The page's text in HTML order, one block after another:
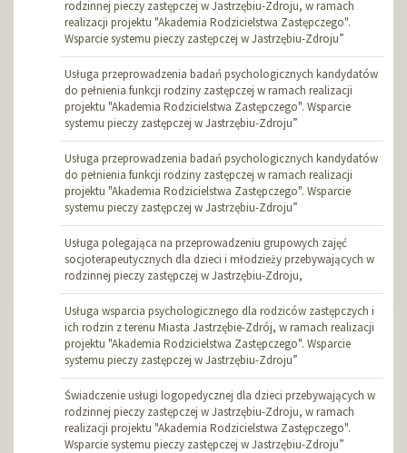
rodzinnej pieczy zastępczej w Jastrzębiu-Zdroju, w ramach
realizacji projektu "Akademia Rodzicielstwa Zastępczego".
Wsparcie systemu pieczy zastępczej w Jastrzębiu-Zdroju”
Usługa przeprowadzenia badań psychologicznych kandydatów
do pełnienia funkcji rodziny zastępczej w ramach realizacji
projektu "Akademia Rodzicielstwa Zastępczego". Wsparcie
systemu pieczy zastępczej w Jastrzębiu-Zdroju”
Usługa przeprowadzenia badań psychologicznych kandydatów
do pełnienia funkcji rodziny zastępczej w ramach realizacji
projektu "Akademia Rodzicielstwa Zastępczego". Wsparcie
systemu pieczy zastępczej w Jastrzębiu-Zdroju”
Usługa polegająca na przeprowadzeniu grupowych zajęć
socjoterapeutycznych dla dzieci i młodzieży przebywających w
rodzinnej pieczy zastępczej w Jastrzębiu-Zdroju,
Usługa wsparcia psychologicznego dla rodziców zastępczych i
ich rodzin z terenu Miasta Jastrzębie-Zdrój, w ramach realizacji
projektu "Akademia Rodzicielstwa Zastępczego". Wsparcie
systemu pieczy zastępczej w Jastrzębiu-Zdroju”
Świadczenie usługi logopedycznej dla dzieci przebywających w
rodzinnej pieczy zastępczej w Jastrzębiu-Zdroju, w ramach
realizacji projektu "Akademia Rodzicielstwa Zastępczego".
Wsparcie systemu pieczy zastępczej w Jastrzębiu-Zdroju”